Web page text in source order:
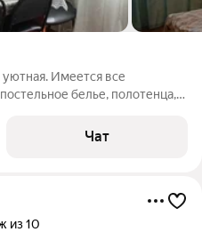
уютная. Имеется все
белье, полотенца,
СДАЕТСЯ.
Чат
из 10